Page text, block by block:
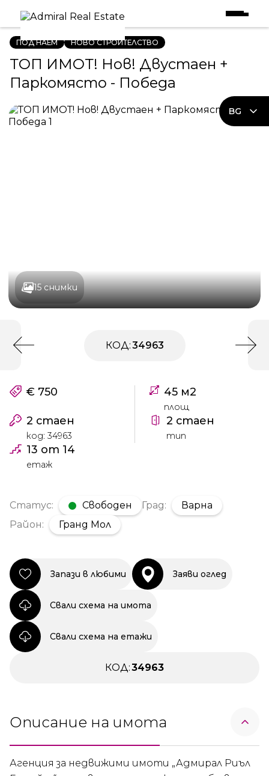
BG
ТОП ИМОТ! Нов! Двустаен + Паркомясто - Победа
ПОД НАЕМ НОВО СТРОИТЕЛСТВО
ТОП ИМОТ! Нов! Двустаен +
Паркомясто - Победа
15 снимки
КОД:34963
€ 750 45 м2
площ
2 стаен
код: 34963
2 стаен
тип
13 от 14
етаж
Статус: Свободен Град:
Варна
Район:
Гранд Мол
Запази в любими Заяви оглед
Свали схема на имота
Свали схема на етажи
КОД:34963
Описание на имота
Агенция за недвижими имоти „Адмирал Риъл